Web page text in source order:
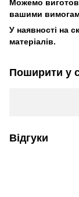
Можемо
вашими
У наявності на
матеріалів.
Поширити у
Відгуки